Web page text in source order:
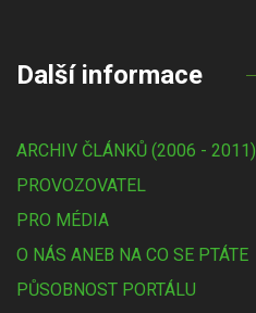
Další informace
ARCHIV ČLÁNKŮ (2006 - 2011)
PROVOZOVATEL
PRO MÉDIA
O NÁS ANEB NA CO SE PTÁTE
PŮSOBNOST PORTÁLU